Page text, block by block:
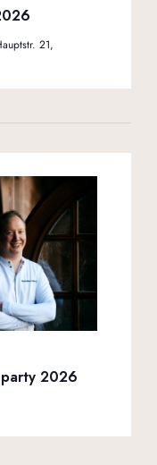
21,
2026